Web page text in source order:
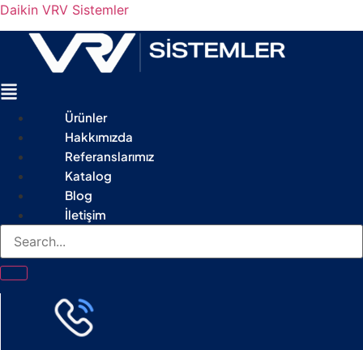
Daikin VRV Sistemler
Menu
Ürünler
Hakkımızda
Referanslarımız
Katalog
Blog
İletişim